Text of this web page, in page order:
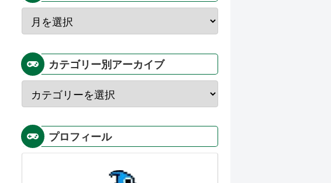
カテゴリー別アーカイブ
プロフィール